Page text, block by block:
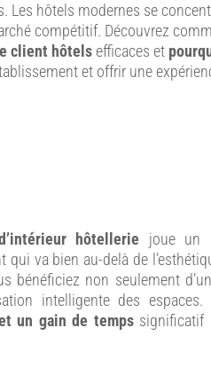
Les hôtels modernes se
compétitif. Découvrez
client hôtelsefficaces et
et offrir une
hôtellerie joue un
qui va bien au-delà de
bénéficiez non seulement
intelligente des
un gain de tempssignificatif